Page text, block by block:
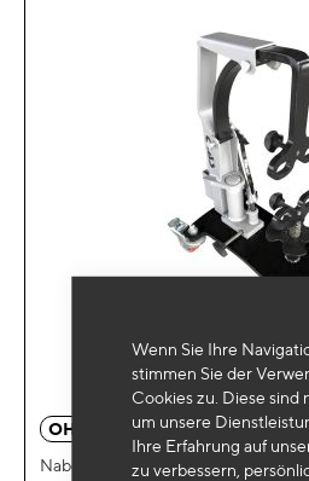
Wenn Sie Ihre
stimmen Sie der
Cookies zu. Diese sind
um unsere
Ihre Erfahrung auf
zu verbessern,
OH 8004
Naben- und Trommelhalter PL